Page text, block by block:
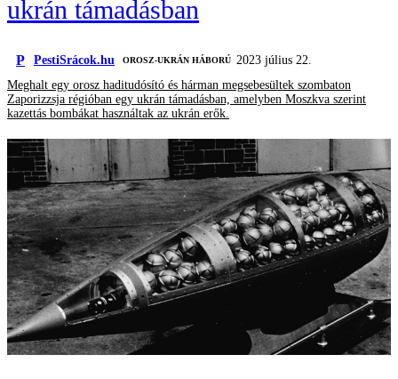
ukrán támadásban
P PestiSrácok.hu ‎ OROSZ-UKRÁN HÁBORÚ
2023 július 22.
Meghalt egy orosz haditudósító és hárman megsebesültek szombaton
Zaporizzsja régióban egy ukrán támadásban, amelyben Moszkva szerint
kazettás bombákat használtak az ukrán erők.